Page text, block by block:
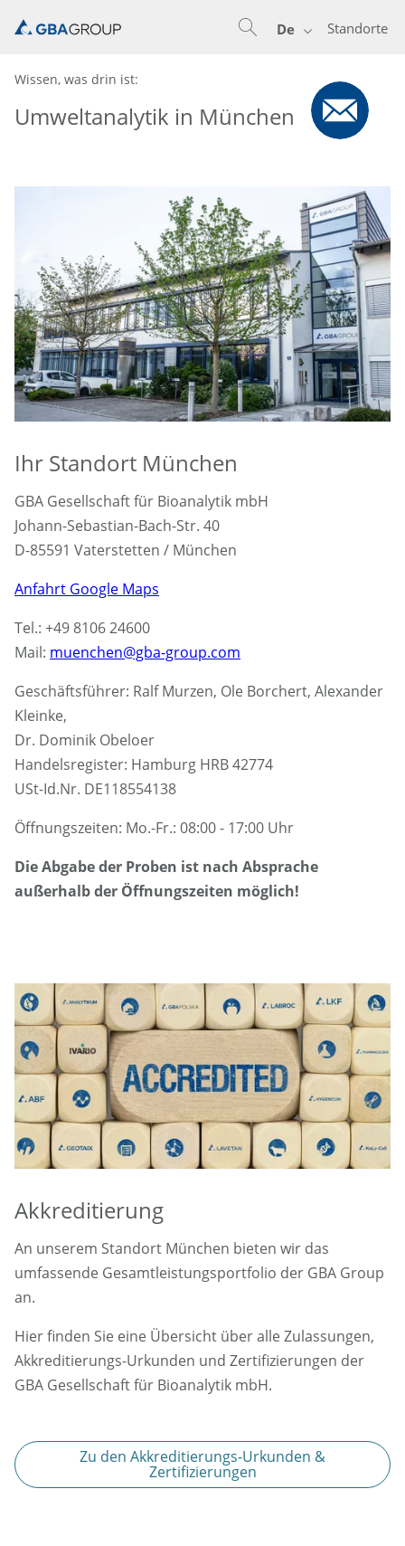
Standorte
De
Wissen, was drin ist:
Umweltanalytik in München
Ihr Standort München
GBA Gesellschaft für Bioanalytik mbH
Johann-Sebastian-Bach-Str. 40
D-85591 Vaterstetten / München
Anfahrt Google Maps
Tel.: +49 8106 24600
Mail: muenchen@gba-group.com
Geschäftsführer: Ralf Murzen, Ole Borchert, Alexander
Kleinke,
Dr. Dominik Obeloer
Handelsregister: Hamburg HRB 42774
USt-Id.Nr. DE118554138
Öffnungszeiten: Mo.-Fr.: 08:00 - 17:00 Uhr
Die Abgabe der Proben ist nach Absprache
außerhalb der Öffnungszeiten möglich!
Akkreditierung
An unserem Standort München bieten wir das
umfassende Gesamtleistungsportfolio der GBA Group
an.
Hier finden Sie eine Übersicht über alle Zulassungen,
Akkreditierungs-Urkunden und Zertifizierungen der
GBA Gesellschaft für Bioanalytik mbH.
Zu den Akkreditierungs-Urkunden &
Zertifizierungen